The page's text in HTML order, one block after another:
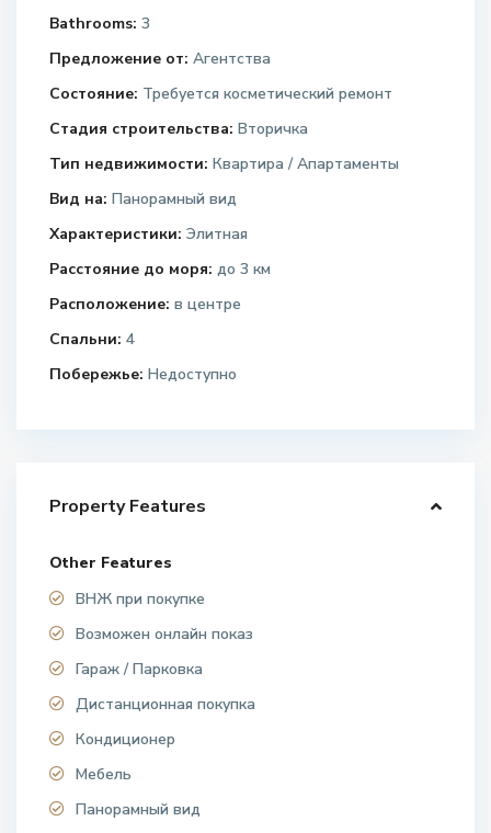
Bathrooms: 3
Предложение от: Агентства
Состояние: Требуется косметический ремонт
Стадия строительства: Вторичка
Тип недвижимости: Квартира / Апартаменты
Вид на: Панорамный вид
Характеристики: Элитная
Расстояние до моря: до 3 км
Расположение: в центре
Спальни: 4
Побережье: Недоступно
Property Features
Other Features
ВНЖ при покупке
Возможен онлайн показ
Гараж / Парковка
Дистанционная покупка
Кондиционер
Мебель
Панорамный вид